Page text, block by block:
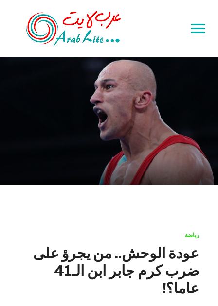
Toggle
navigation
رياضة
عودة الوحش.. من يجرؤ على
ضرب كرم جابر ابن الـ41
عاما؟!